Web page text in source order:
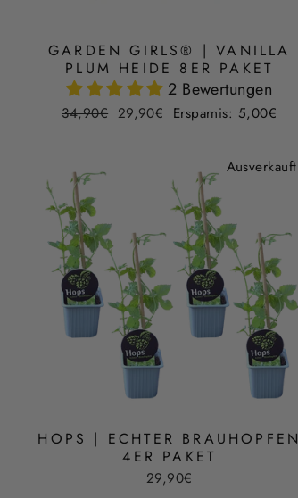
GARDEN GIRLS® | VANILLA
PLUM HEIDE 8ER PAKET
2 Bewertungen
Normaler
34,90€ Sonderpreis
29,90€ Ersparnis: 5,00€
Ausverkauft
HOPS | ECHTER BRAUHOPFEN
4ER PAKET
29,90€